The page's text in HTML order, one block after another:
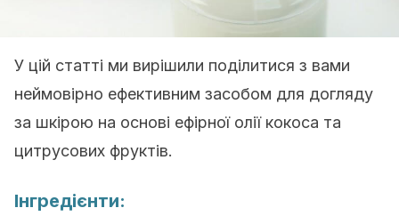
У цій статті ми вирішили поділитися з вами
неймовірно ефективним засобом для догляду
за шкірою на основі ефірної олії кокоса та
цитрусових фруктів.
Інгредієнти: